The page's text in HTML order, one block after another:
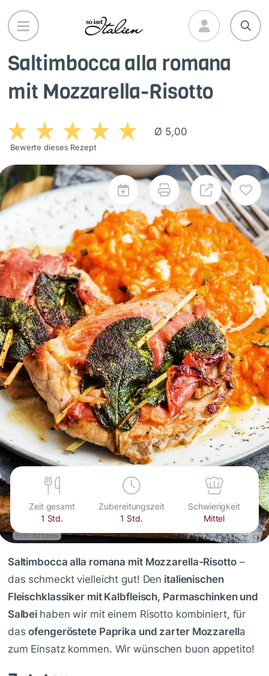
Direkt
zum
Inhalt
Saltimbocca alla romana
mit Mozzarella-Risotto
Ø 5,00
Bewerte dieses Rezept
Foto: Ira Leoni
Zeit gesamt
1 Std.
Zubereitungszeit
1 Std.
Schwierigkeit
Mittel
Saltimbocca alla romana mit Mozzarella-Risotto–
das schmeckt vielleicht gut! Den italienischen
Fleischklassiker mit Kalbfleisch, Parmaschinken und
Salbei haben wir mit einem Risotto kombiniert, für
dasofengeröstete Paprika und zarter Mozzarella
zum Einsatz kommen. Wir wünschen buon appetito!